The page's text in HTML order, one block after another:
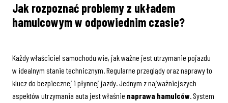
Jak rozpoznać problemy z układem
hamulcowym w odpowiednim czasie?
Każdy właściciel samochodu wie, jak ważne jest utrzymanie pojazdu
w idealnym stanie technicznym. Regularne przeglądy oraz naprawy to
klucz do bezpiecznej i płynnej jazdy. Jednym z najważniejszych
aspektów utrzymania auta jest właśnie naprawa hamulców. System